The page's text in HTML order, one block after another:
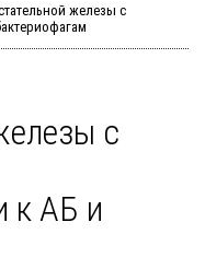
железы с
с
к АБ и